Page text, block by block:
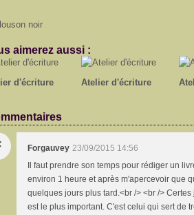
noir
aimerez aussi :
d'écriture Atelier d'écriture
Forgauvey 23/09/2015 14:56
Il faut prendre son temps pour rédiger un
environ 1 heure et après m'apercevoir que
quelques jours plus tard.<br /> <br />
est le plus important. C'est celui qui sert de